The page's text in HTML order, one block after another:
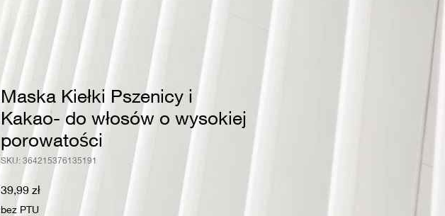
Maska Kiełki Pszenicy i
Kakao- do włosów o wysokiej
porowatości
SKU: 364215376135191
39,99 złCena
bez PTU